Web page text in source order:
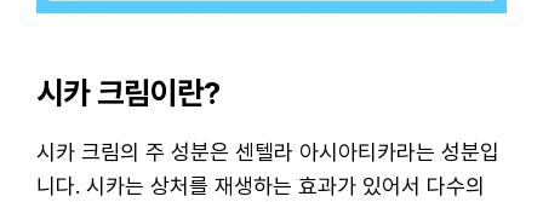
시카 크림이란?
시카 크림의 주 성분은 센텔라 아시아티카라는 성분입
니다. 시카는 상처를 재생하는 효과가 있어서 다수의